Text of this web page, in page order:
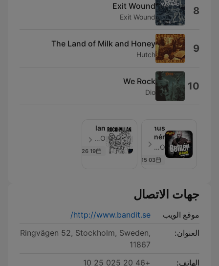
8
Exit Wound
Exit Wound
9
The Land of Milk and Honey
Hutch
10
We Rock
Dio
Magnus
Betnér
Podcast
I LIKE RADIO - حلقة 29
03 Nov 2015
Rockhyllan
I LIKE RADIO - حلقة 187
19 Jun 2026
جهات الاتصال
موقع الويب
http://www.bandit.se/
العنوان:
Ringvägen 52, Stockholm, Sweden,
11867
الهاتف:
+46 20 025 25 10